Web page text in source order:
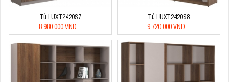
Tủ LUXT2420S7
8.980.000 VNĐ
Tủ LUXT2420S8
9.720.000 VNĐ